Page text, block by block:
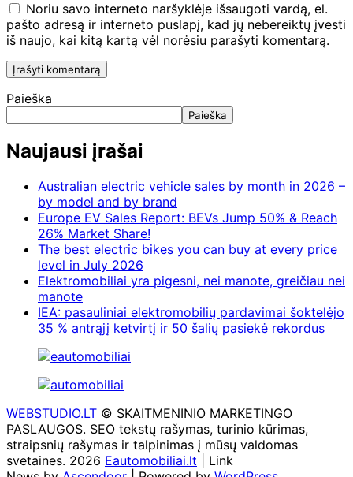
Noriu savo interneto naršyklėje išsaugoti vardą, el.
pašto adresą ir interneto puslapį, kad jų nebereiktų įvesti
iš naujo, kai kitą kartą vėl norėsiu parašyti komentarą.
Paieška
Paieška
Naujausi įrašai
Australian electric vehicle sales by month in 2026 –
by model and by brand
Europe EV Sales Report: BEVs Jump 50% & Reach
26% Market Share!
The best electric bikes you can buy at every price
level in July 2026
Elektromobiliai yra pigesni, nei manote, greičiau nei
manote
IEA: pasauliniai elektromobilių pardavimai šoktelėjo
35 % antrąjį ketvirtį ir 50 šalių pasiekė rekordus
WEBSTUDIO.LT © SKAITMENINIO MARKETINGO
PASLAUGOS. SEO tekstų rašymas, turinio kūrimas,
straipsnių rašymas ir talpinimas į mūsų valdomas
svetaines. 2026 Eautomobiliai.lt | Link